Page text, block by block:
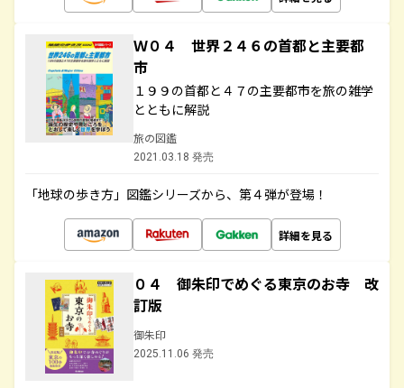
Ｗ０４ 世界２４６の首都と主要都
市
１９９の首都と４７の主要都市を旅の雑学
とともに解説
旅の図鑑
2021.03.18 発売
「地球の歩き方」図鑑シリーズから、第４弾が登場！
詳細を見る
０４ 御朱印でめぐる東京のお寺 改
訂版
御朱印
2025.11.06 発売